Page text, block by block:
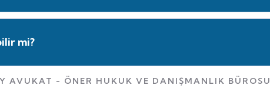
mi?
AVUKAT - ÖNER HUKUK VE DANIŞMANLIK BÜROSU